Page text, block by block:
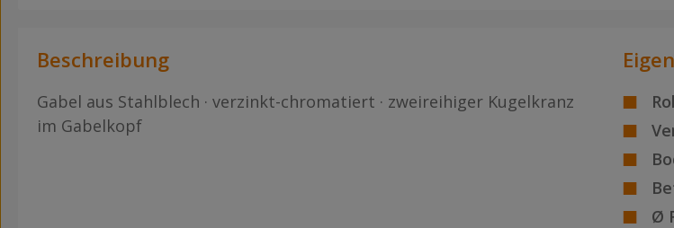
Beschreibung
Gabel aus Stahlblech · verzinkt-chromatiert · zweireihiger Kugelkranz
im Gabelkopf
Ø